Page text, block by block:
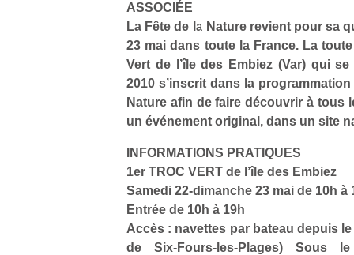
ASSOCIÉE
La Fête de la Nature revient pour sa
23 mai dans toute la France. La
Vert de l’île des Embiez (Var) qui
2010 s’inscrit dans la
Nature afin de faire découvrir à tous
un événement original, dans un site
INFORMATIONS PRATIQUES
1er TROC VERT de l’île des Embiez
Samedi 22-dimanche 23 mai de 10h à
Entrée de 10h à 19h
Accès : navettes par bateau depuis
de Six-Fours-les-Plages) Sous